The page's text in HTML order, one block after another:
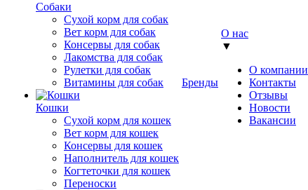
Собаки
Сухой корм для собак
Вет корм для собак
Консервы для собак
Лакомства для собак
Рулетки для собак
Витамины для собак
Кошки
Сухой корм для кошек
Вет корм для кошек
Консервы для кошек
Наполнитель для кошек
Когтеточки для кошек
Переноски
Бренды
О нас
▼
О компании
Контакты
Отзывы
Новости
Вакансии